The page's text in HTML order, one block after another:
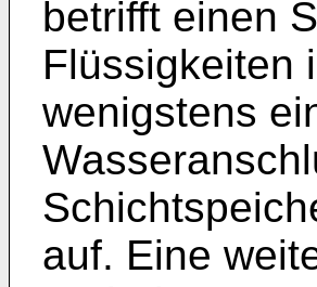
betrifft einen
Flüssigkeiten
wenigstens
auf. Eine